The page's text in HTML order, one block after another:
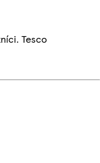
Tesco